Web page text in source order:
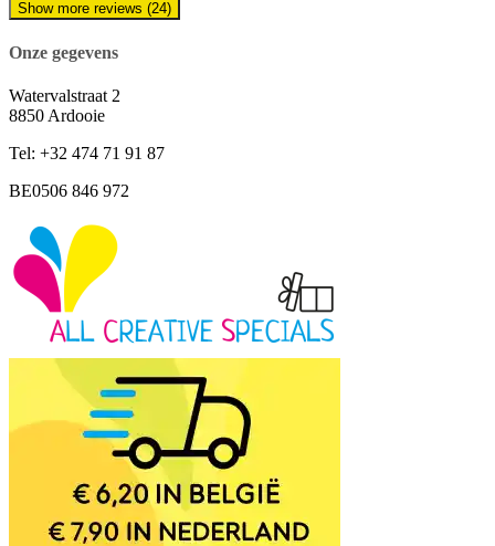
Show more reviews (24)
Onze gegevens
Watervalstraat 2
8850 Ardooie
Tel: +32 474 71 91 87
BE0506 846 972